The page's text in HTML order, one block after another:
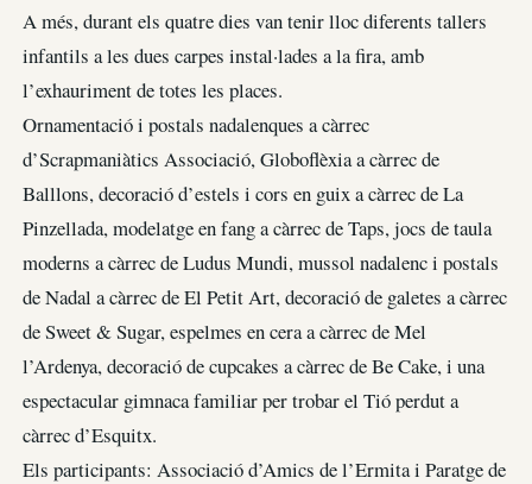
A més, durant els quatre dies van tenir lloc diferents tallers
infantils a les dues carpes instal·lades a la fira, amb
l’exhauriment de totes les places.
Ornamentació i postals nadalenques a càrrec
d’Scrapmaniàtics Associació, Globoflèxia a càrrec de
Balllons, decoració d’estels i cors en guix a càrrec de La
Pinzellada, modelatge en fang a càrrec de Taps, jocs de taula
moderns a càrrec de Ludus Mundi, mussol nadalenc i postals
de Nadal a càrrec de El Petit Art, decoració de galetes a càrrec
de Sweet & Sugar, espelmes en cera a càrrec de Mel
l’Ardenya, decoració de cupcakes a càrrec de Be Cake, i una
espectacular gimnaca familiar per trobar el Tió perdut a
càrrec d’Esquitx.
Els participants: Associació d’Amics de l’Ermita i Paratge de